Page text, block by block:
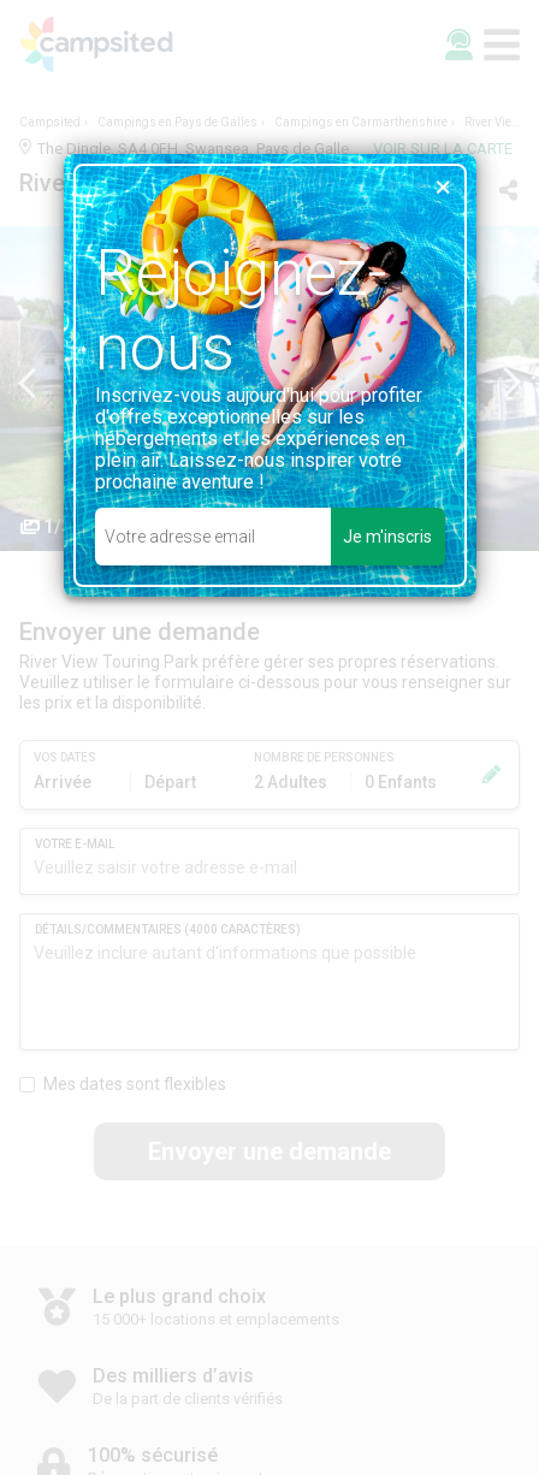
Campsited Campings en Pays de Galles Campings en Carmarthenshire River View Touring Park
The Dingle, SA4 0FH, Swansea, Pays de Galles | 18.4KM DE SWANSEA VOIR SUR LA CARTE
River View Touring Park
1/3
Envoyer une demande
River View Touring Park préfère gérer ses propres réservations.
Veuillez utiliser le formulaire ci-dessous pour vous renseigner sur
les prix et la disponibilité.
VOS DATES
Arrivée Départ
NOMBRE DE PERSONNES
2 Adultes 0 Enfants
Mes dates sont flexibles
Le plus grand choix
15 000+ locations et emplacements
Des milliers d’avis
De la part de clients vérifiés
100% sécurisé
Rejoignez-
nous
Inscrivez-vous aujourd'hui pour profiter
d'offres exceptionnelles sur les
hébergements et les expériences en
plein air. Laissez-nous inspirer votre
prochaine aventure !
Je m'inscris